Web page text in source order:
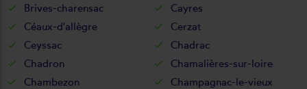
Brives-charensac
Cayres
Céaux-d'allègre
Cerzat
Ceyssac
Chadrac
Chadron
Chamalières-sur-loire
Chambezon
Champagnac-le-vieux